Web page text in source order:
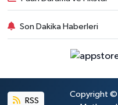
Son Dakika Haberleri
RSS
Copyright ©